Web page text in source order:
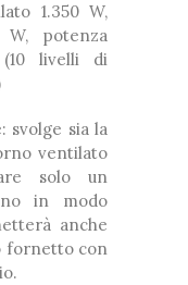
1.350 W,
potenza
livelli di
svolge sia la
ventilato
solo un
in modo
anche
fornetto con